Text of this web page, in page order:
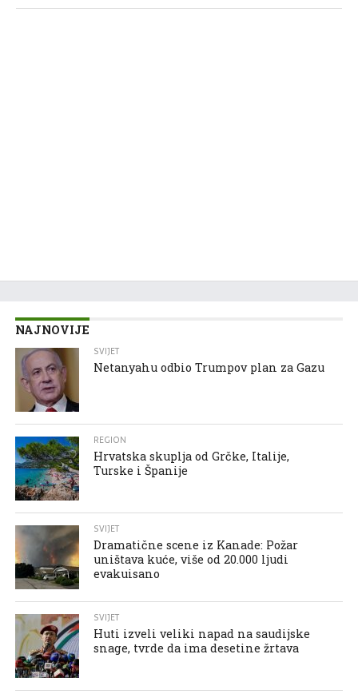
NAJNOVIJE
SVIJET
Netanyahu odbio Trumpov plan za Gazu
REGION
Hrvatska skuplja od Grčke, Italije,
Turske i Španije
SVIJET
Dramatične scene iz Kanade: Požar
uništava kuće, više od 20.000 ljudi
evakuisano
SVIJET
Huti izveli veliki napad na saudijske
snage, tvrde da ima desetine žrtava